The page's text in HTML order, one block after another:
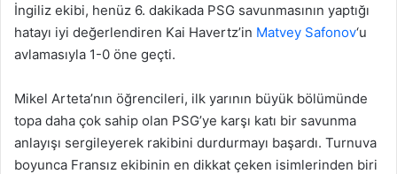
İngiliz ekibi, henüz 6. dakikada PSG savunmasının yaptığı
hatayı iyi değerlendiren Kai Havertz’in Matvey Safonov‘u
avlamasıyla 1-0 öne geçti.
Mikel Arteta’nın öğrencileri, ilk yarının büyük bölümünde
topa daha çok sahip olan PSG’ye karşı katı bir savunma
anlayışı sergileyerek rakibini durdurmayı başardı. Turnuva
boyunca Fransız ekibinin en dikkat çeken isimlerinden biri